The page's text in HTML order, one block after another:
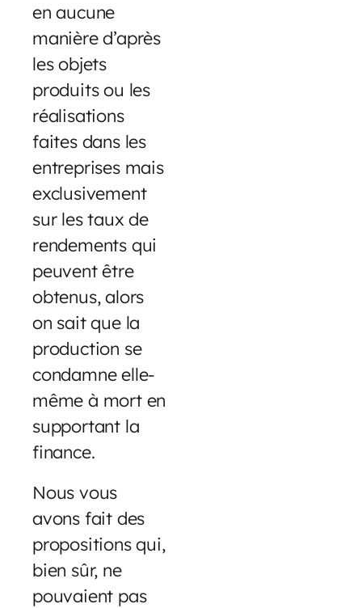
en aucune
manière d’après
les objets
produits ou les
réalisations
faites dans les
entreprises mais
exclusivement
sur les taux de
rendements qui
peuvent être
obtenus, alors
on sait que la
production se
condamne elle-
même à mort en
supportant la
finance.
Nous vous
avons fait des
propositions qui,
bien sûr, ne
pouvaient pas